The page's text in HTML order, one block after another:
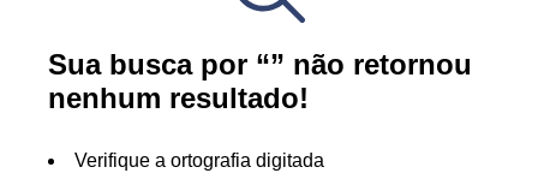
Sua busca por “” não retornou
nenhum resultado!
Verifique a ortografia digitada